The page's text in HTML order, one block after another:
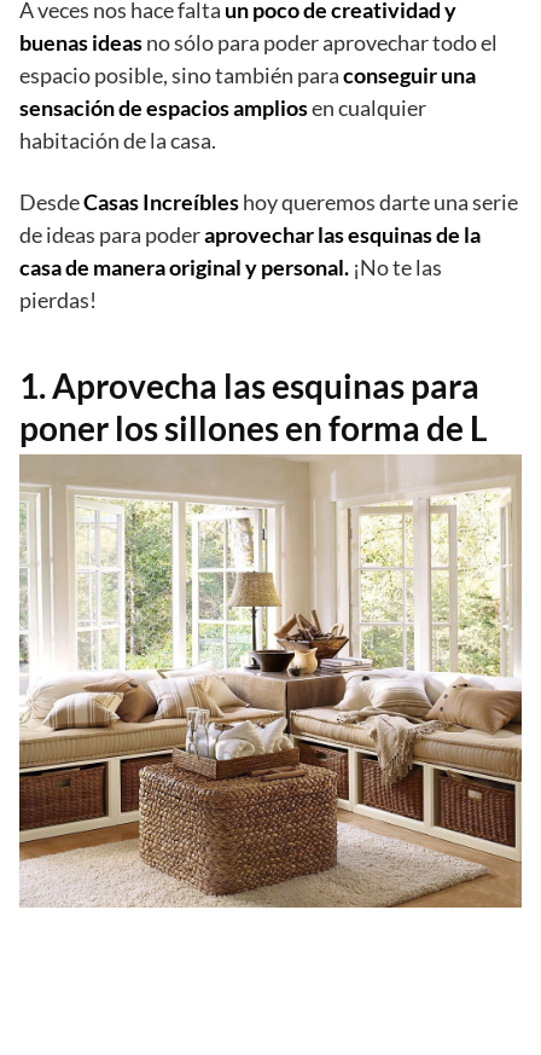
A veces nos hace falta un poco de creatividad y
buenas ideasno sólo para poder aprovechar todo el
espacio posible, sino también paraconseguir una
sensación de espacios ampliosen cualquier
habitación de la casa.
DesdeCasas Increíbleshoy queremos darte una serie
de ideas para poderaprovechar las esquinas de la
casa de manera original y personal. ¡No te las
pierdas!
1. Aprovecha las esquinas para
poner los sillones en forma de L